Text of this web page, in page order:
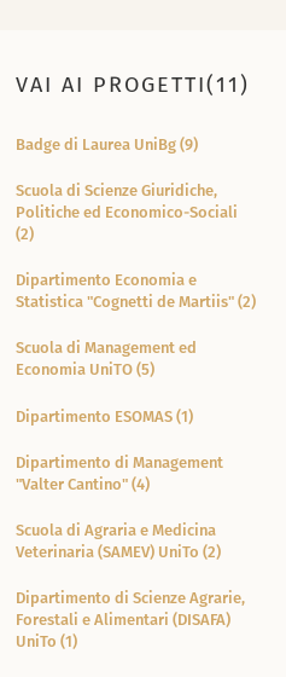
VAI AI PROGETTI(11)
Badge di Laurea UniBg (9)
Scuola di Scienze Giuridiche,
Politiche ed Economico-Sociali
(2)
Dipartimento Economia e
Statistica "Cognetti de Martiis" (2)
Scuola di Management ed
Economia UniTO (5)
Dipartimento ESOMAS (1)
Dipartimento di Management
"Valter Cantino" (4)
Scuola di Agraria e Medicina
Veterinaria (SAMEV) UniTo (2)
Dipartimento di Scienze Agrarie,
Forestali e Alimentari (DISAFA)
UniTo (1)